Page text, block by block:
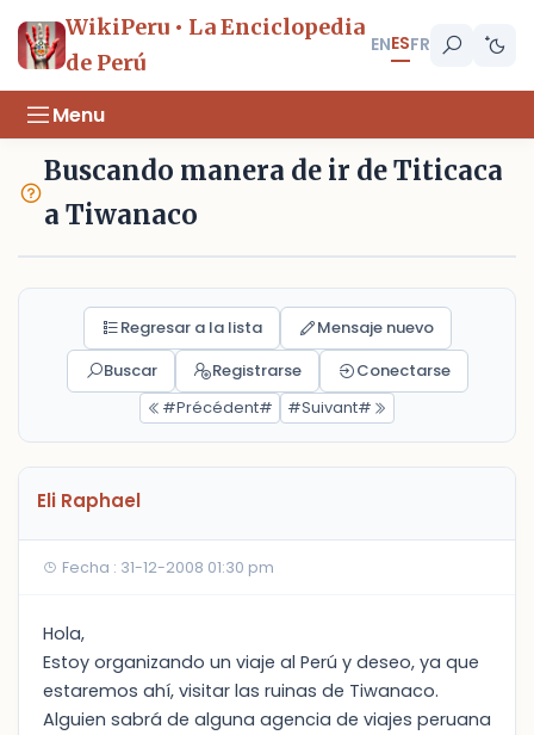
WikiPeru • La Enciclopedia
de Perú
ENESFR
Menu
Buscando manera de ir de Titicaca
a Tiwanaco
Regresar a la lista
Mensaje nuevo
Buscar
Registrarse
Conectarse
#Précédent#
#Suivant#
Eli Raphael
Fecha : 31-12-2008 01:30 pm
Hola,
Estoy organizando un viaje al Perú y deseo, ya que
estaremos ahí, visitar las ruinas de Tiwanaco.
Alguien sabrá de alguna agencia de viajes peruana